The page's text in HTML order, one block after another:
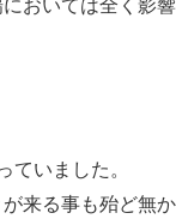
おいては全く影響
ていました。
来る事も殆ど無か